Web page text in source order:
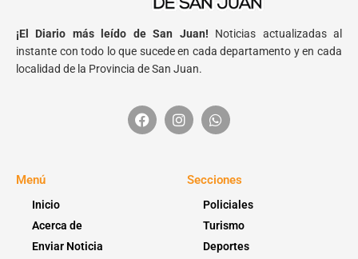
¡El Diario más leído de San Juan! Noticias actualizadas al
instante con todo lo que sucede en cada departamento y en cada
localidad de la Provincia de San Juan.
Menú
Inicio
Acerca de
Enviar Noticia
Secciones
Policiales
Turismo
Deportes